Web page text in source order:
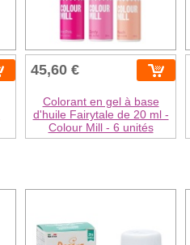
45,60 €
Colorant en gel à base
d'huile Fairytale de 20 ml -
Colour Mill - 6 unités